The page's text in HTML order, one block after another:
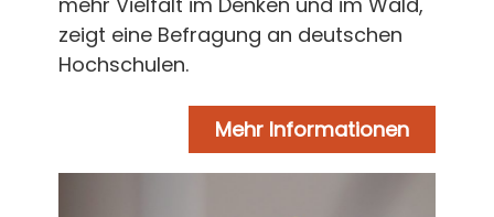
zeigt eine Befragung an deutschen
Hochschulen.
Mehr Informationen